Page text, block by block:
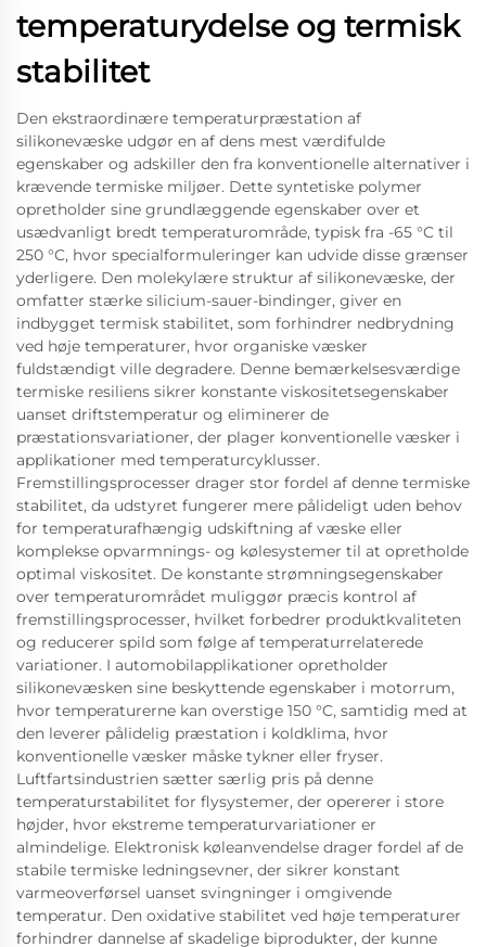
temperaturydelse og termisk
stabilitet
Den ekstraordinære temperaturpræstation af
silikonevæske udgør en af dens mest værdifulde
egenskaber og adskiller den fra konventionelle alternativer i
krævende termiske miljøer. Dette syntetiske polymer
opretholder sine grundlæggende egenskaber over et
usædvanligt bredt temperaturområde, typisk fra -65 °C til
250 °C, hvor specialformuleringer kan udvide disse grænser
yderligere. Den molekylære struktur af silikonevæske, der
omfatter stærke silicium-sauer-bindinger, giver en
indbygget termisk stabilitet, som forhindrer nedbrydning
ved høje temperaturer, hvor organiske væsker
fuldstændigt ville degradere. Denne bemærkelsesværdige
termiske resiliens sikrer konstante viskositetsegenskaber
uanset driftstemperatur og eliminerer de
præstationsvariationer, der plager konventionelle væsker i
applikationer med temperaturcyklusser.
Fremstillingsprocesser drager stor fordel af denne termiske
stabilitet, da udstyret fungerer mere pålideligt uden behov
for temperaturafhængig udskiftning af væske eller
komplekse opvarmnings- og kølesystemer til at opretholde
optimal viskositet. De konstante strømningsegenskaber
over temperaturområdet muliggør præcis kontrol af
fremstillingsprocesser, hvilket forbedrer produktkvaliteten
og reducerer spild som følge af temperaturrelaterede
variationer. I automobilapplikationer opretholder
silikonevæsken sine beskyttende egenskaber i motorrum,
hvor temperaturerne kan overstige 150 °C, samtidig med at
den leverer pålidelig præstation i koldklima, hvor
konventionelle væsker måske tykner eller fryser.
Luftfartsindustrien sætter særlig pris på denne
temperaturstabilitet for flysystemer, der opererer i store
højder, hvor ekstreme temperaturvariationer er
almindelige. Elektronisk køleanvendelse drager fordel af de
stabile termiske ledningsevner, der sikrer konstant
varmeoverførsel uanset svingninger i omgivende
temperatur. Den oxidative stabilitet ved høje temperaturer
forhindrer dannelse af skadelige biprodukter, der kunne